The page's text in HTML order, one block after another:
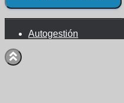
Autogestión